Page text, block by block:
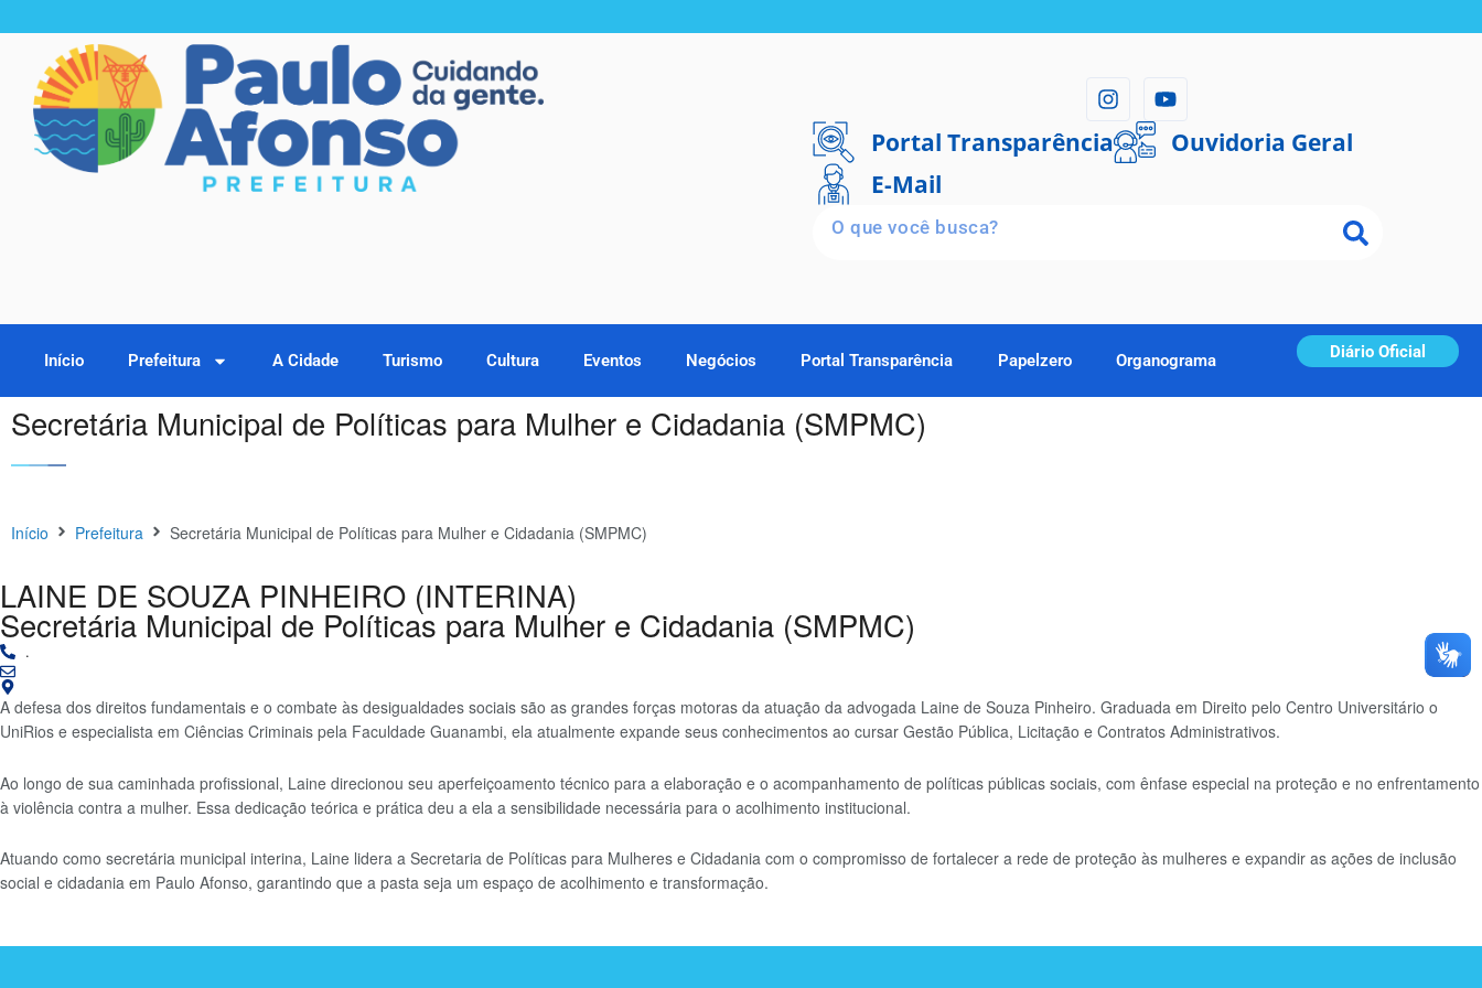
Portal Transparência
Ouvidoria Geral
E-Mail
Início Prefeitura A Cidade Turismo Cultura Eventos Negócios Portal Transparência Papelzero Organograma Diário Oficial
Secretária Municipal de Políticas para Mulher e Cidadania (SMPMC)
Início Prefeitura Secretária Municipal de Políticas para Mulher e Cidadania (SMPMC)
LAINE DE SOUZA PINHEIRO (INTERINA)
Secretária Municipal de Políticas para Mulher e Cidadania (SMPMC)
.
A defesa dos direitos fundamentais e o combate às desigualdades sociais são as grandes forças motoras da atuação da advogada Laine de Souza Pinheiro. Graduada em Direito pelo Centro Universitário o
UniRios e especialista em Ciências Criminais pela Faculdade Guanambi, ela atualmente expande seus conhecimentos ao cursar Gestão Pública, Licitação e Contratos Administrativos.
Ao longo de sua caminhada profissional, Laine direcionou seu aperfeiçoamento técnico para a elaboração e o acompanhamento de políticas públicas sociais, com ênfase especial na proteção e no enfrentamento
à violência contra a mulher. Essa dedicação teórica e prática deu a ela a sensibilidade necessária para o acolhimento institucional.
Atuando como secretária municipal interina, Laine lidera a Secretaria de Políticas para Mulheres e Cidadania com o compromisso de fortalecer a rede de proteção às mulheres e expandir as ações de inclusão
social e cidadania em Paulo Afonso, garantindo que a pasta seja um espaço de acolhimento e transformação.